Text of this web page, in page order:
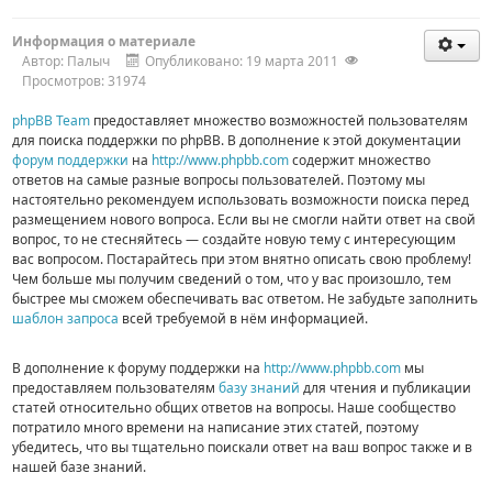
Информация о материале
Автор: Палыч
Опубликовано: 19 марта 2011
Просмотров: 31974
phpBB Team предоставляет множество возможностей пользователям
для поиска поддержки по phpBB. В дополнение к этой документации
форум поддержки на http://www.phpbb.comсодержит множество
ответов на самые разные вопросы пользователей. Поэтому мы
настоятельно рекомендуем использовать возможности поиска перед
размещением нового вопроса. Если вы не смогли найти ответ на свой
вопрос, то не стесняйтесь — создайте новую тему с интересующим
вас вопросом. Постарайтесь при этом внятно описать свою проблему!
Чем больше мы получим сведений о том, что у вас произошло, тем
быстрее мы сможем обеспечивать вас ответом. Не забудьте заполнить
шаблон запроса всей требуемой в нём информацией.
В дополнение к форуму поддержки на http://www.phpbb.com мы
предоставляем пользователямбазу знаний для чтения и публикации
статей относительно общих ответов на вопросы. Наше сообщество
потратило много времени на написание этих статей, поэтому
убедитесь, что вы тщательно поискали ответ на ваш вопрос также и в
нашей базе знаний.